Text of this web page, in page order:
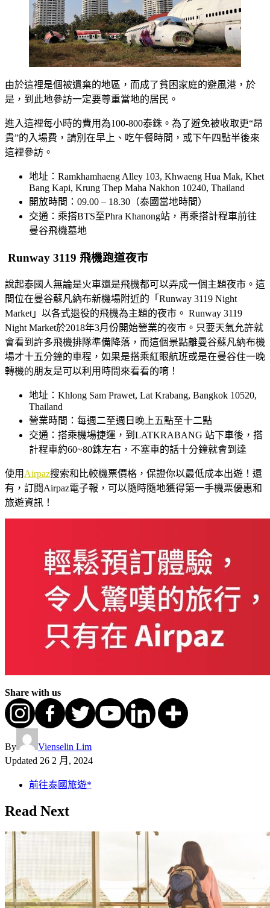
由於這裡是個被遺棄的地區，而成了貧困家庭的避風港，於
是，到此地參訪一定要尊重當地的居民。
進入這裡每小時的費用為100-800泰銖。為了避免被收取更“昂
貴”的入場費，請別在早上、吃午餐時間，或下午四點半後來
這裡參訪。
地址：Ramkhamhaeng Alley 103, Khwaeng Hua Mak, Khet
Bang Kapi, Krung Thep Maha Nakhon 10240, Thailand
開放時間：09.00 – 18.30（泰國當地時間）
交通：乘搭BTS至Phra Khanong站，再乘搭計程車前往
曼谷飛機墓地
Runway 3119 飛機跑道夜市
說起泰國人無論是火車還是飛機都可以弄成一個主題夜市。這
間位在曼谷蘇凡納布新機場附近的「Runway 3119 Night
Market」以各式退役的飛機為主題的夜市。 Runway 3119
Night Market於2018年3月份開始營業的夜市。只要天氣允許就
會看到許多飛機排隊準備降落，而這個景點離曼谷蘇凡納布機
場才十五分鐘的車程，如果是搭乘紅眼航班或是在曼谷住一晚
轉機的朋友是可以利用時間來看看的唷！
地址：Khlong Sam Prawet, Lat Krabang, Bangkok 10520,
Thailand
營業時間：每週二至週日晚上五點至十二點
交通：搭乘機場捷運，到LATKRABANG 站下車後，搭
計程車約60~80銖左右，不塞車的話十分鐘就會到達
使用 Airpaz搜索和比較機票價格，保證你以最低成本出遊！還
有，訂閱Airpaz電子報，可以隨時隨地獲得第一手機票優惠和
旅遊資訊！
Share with us
By
Vienselin Lim
Updated 26 2 月, 2024
前往泰國旅遊*
Read Next